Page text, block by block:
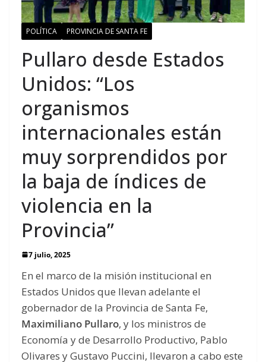
POLÍTICA PROVINCIA DE SANTA FE
Pullaro desde Estados
Unidos: “Los
organismos
internacionales están
muy sorprendidos por
la baja de índices de
violencia en la
Provincia”
7 julio, 2025
En el marco de la misión institucional en
Estados Unidos que llevan adelante el
gobernador de la Provincia de Santa Fe,
Maximiliano Pullaro, y los ministros de
Economía y de Desarrollo Productivo, Pablo
Olivares y Gustavo Puccini, llevaron a cabo este